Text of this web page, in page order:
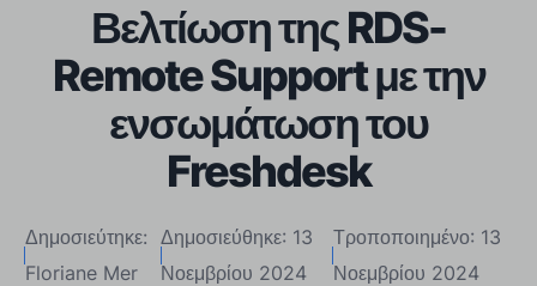
Βελτίωση της RDS-
Remote Support με την
ενσωμάτωση του
Freshdesk
Δημοσιεύτηκε:
Floriane Mer
Δημοσιεύθηκε: 13
Νοεμβρίου 2024
Τροποποιημένο: 13
Νοεμβρίου 2024